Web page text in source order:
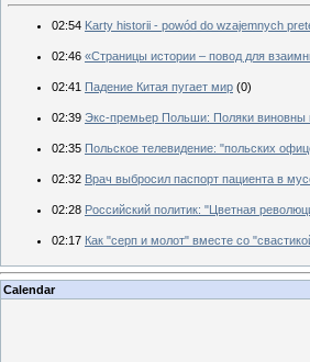
02:54 Karty historii - powód do wzajemnych
02:46 «Страницы истории – повод для
02:41 Падение Китая пугает мир (0)
02:39 Экс-премьер Польши: Поляки виновны
02:35 Польское телевидение: "польских
02:32 Врач выбросил паспорт пациента в
02:28 Российский политик: "Цветная
02:17 Как "серп и молот" вместе со
Calendar